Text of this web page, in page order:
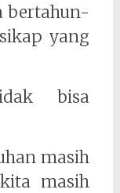
bertahun-
yang
bisa
masih
masih